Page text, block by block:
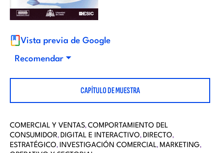
d
t
o
r
a
Vista previa de Google
Recomendar
CAPÍTULO DE MUESTRA
COMERCIAL Y VENTAS, COMPORTAMIENTO DEL
CONSUMIDOR, DIGITAL E INTERACTIVO, DIRECTO,
ESTRATÉGICO, INVESTIGACIÓN COMERCIAL, MARKETING,